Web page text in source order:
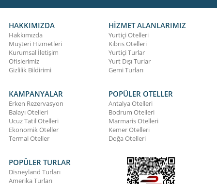
HAKKIMIZDA
Hakkımızda
Müşteri Hizmetleri
Kurumsal İletişim
Ofislerimiz
Gizlilik Bildirimi
HİZMET ALANLARIMIZ
Yurtiçi Otelleri
Kıbrıs Otelleri
Yurtiçi Turlar
Yurt Dışı Turlar
Gemi Turları
KAMPANYALAR
Erken Rezervasyon
Balayı Otelleri
Ucuz Tatil Otelleri
Ekonomik Oteller
Termal Oteller
POPÜLER OTELLER
Antalya Otelleri
Bodrum Otelleri
Marmaris Otelleri
Kemer Otelleri
Doğa Otelleri
POPÜLER TURLAR
Disneyland Turları
Amerika Turları